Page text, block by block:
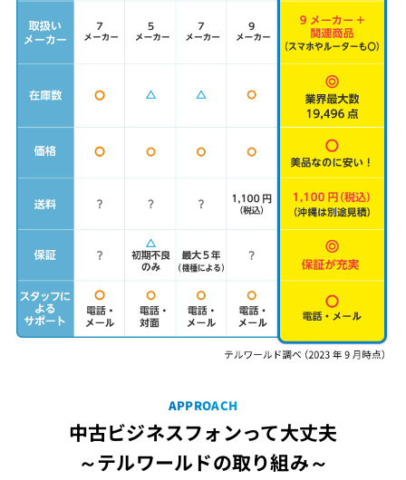
APPROACH
中古ビジネスフォンって大丈夫
～テルワールドの取り組み～